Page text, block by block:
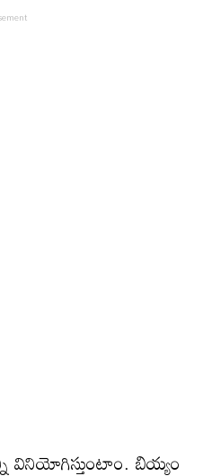
వినియోగిస్తుంటాం. బియ్యం